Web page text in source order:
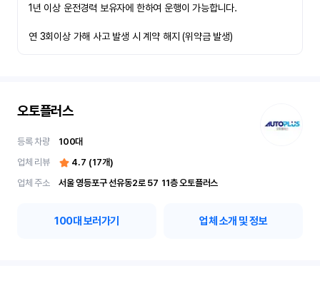
1년 이상 운전경력 보유자에 한하여 운행이 가능합니다.
연 3회이상 가해 사고 발생 시 계약 해지 (위약금 발생)
오토플러스
등록 차량 100대
업체 리뷰
4.7 (17개)
업체 주소
서울 영등포구 선유동2로 57	11층 오토플러스
100대 보러가기 업체 소개 및 정보